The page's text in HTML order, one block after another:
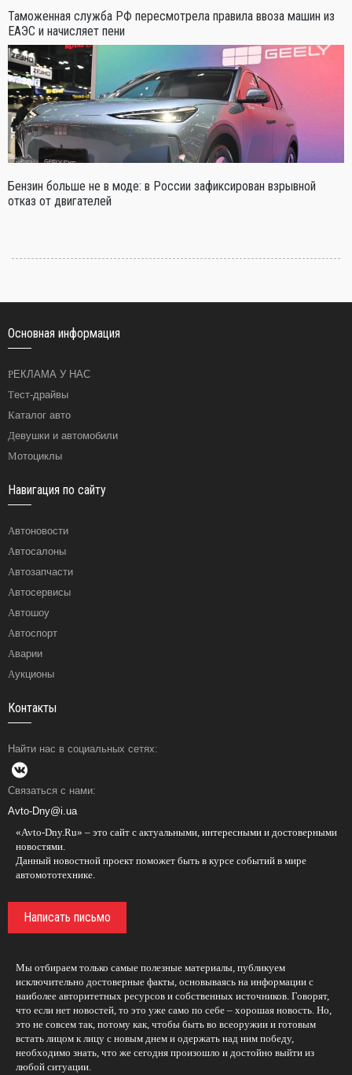
Таможенная служба РФ пересмотрела правила ввоза машин из
ЕАЭС и начисляет пени
Бензин больше не в моде: в России зафиксирован взрывной
отказ от двигателей
Основная информация
РЕКЛАМА У НАС
Тест-драйвы
Каталог авто
Девушки и автомобили
Мотоциклы
Навигация по сайту
Автоновости
Автосалоны
Автозапчасти
Автосервисы
Автошоу
Автоспорт
Аварии
Аукционы
Контакты
Найти нас в социальных сетях:
Связаться с нами:
Avto-Dny@i.ua
«Avto-Dny.Ru» – это сайт с актуальными, интересными и достоверными
новостями.
Данный новостной проект поможет быть в курсе событий в мире
автомототехнике.
Написать письмо
Мы отбираем только самые полезные материалы, публикуем
исключительно достоверные факты, основываясь на информации с
наиболее авторитетных ресурсов и собственных источников. Говорят,
что если нет новостей, то это уже само по себе – хорошая новость. Но,
это не совсем так, потому как, чтобы быть во всеоружии и готовым
встать лицом к лицу с новым днем и одержать над ним победу,
необходимо знать, что же сегодня произошло и достойно выйти из
любой ситуации.